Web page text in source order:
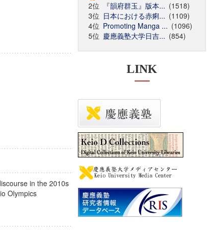
in the 2010s
Olympics
2位
『韻府群玉』版本... (1518)
3位 日本における赤痢... (1109)
4位 Promoting Manga ... (1096)
5位 慶應義塾大学日吉... (854)
LINK